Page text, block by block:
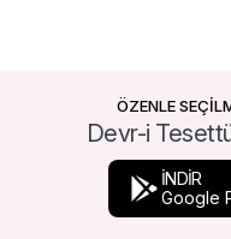
ÖZENLE
Devr-i
İNDİR
Google